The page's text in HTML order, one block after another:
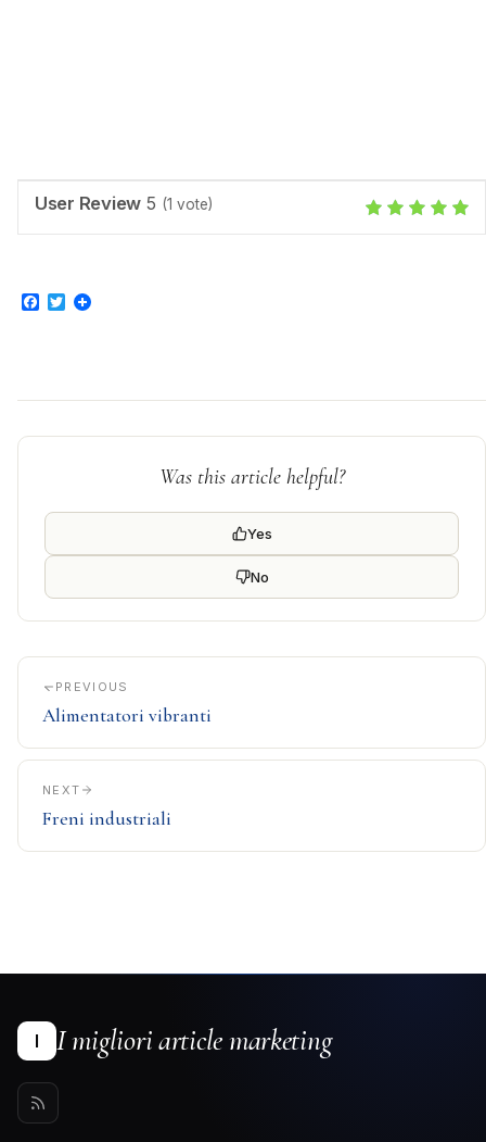
User Review 5 (1 vote)
Facebook
Twitter
Was this article helpful?
Yes
No
PREVIOUS
Alimentatori vibranti
NEXT
Freni industriali
I I migliori article marketing